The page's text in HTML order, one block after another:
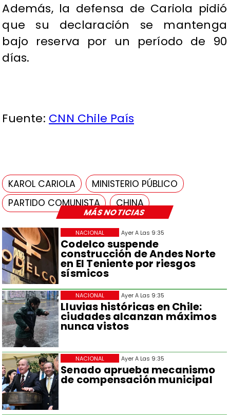
MÁS NOTICIAS
Ayer A Las 9:35
Codelco suspende
construcción de Andes Norte
en El Teniente por riesgos
sísmicos
NACIONAL
Ayer A Las 9:35
Lluvias históricas en Chile:
ciudades alcanzan máximos
nunca vistos
NACIONAL
Ayer A Las 9:35
Senado aprueba mecanismo
de compensación municipal
NACIONAL
Además, la defensa de Cariola pidió
que su declaración se mantenga
bajo reserva por un período de 90
días.
Fuente: CNN Chile País
KAROL CARIOLA
MINISTERIO PÚBLICO
PARTIDO COMUNISTA
CHINA